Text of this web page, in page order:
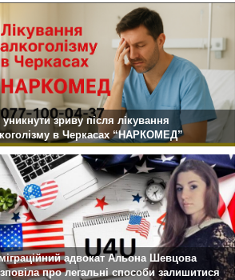
зриву після лікування
в Черкасах “НАРКОМЕД”
адвокат Альона Шевцова
про легальні способи залишитися